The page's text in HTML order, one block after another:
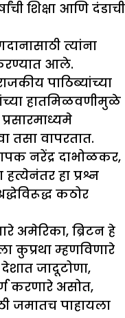
शिक्षा आणि दंडाची
त्यांना
करण्यात आले.
पाठिब्यांच्या
हातमिळवणीमुळे
तसा वापरतात.
नरेंद्र दाभोळकर,
हा प्रश्न
कठोर
अमेरिका, ब्रिटन हे
कुप्रथा म्हणविणारे
जादूटोणा,
करणारे असोत,
जमातच पाहायला